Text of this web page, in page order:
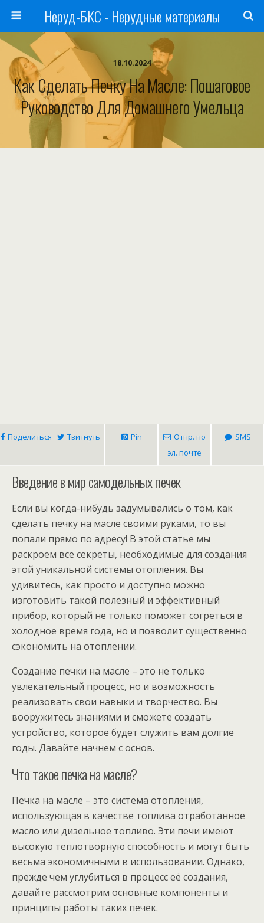
Неруд-БКС - Нерудные материалы
18.10.2024
Как Сделать Печку На Масле: Пошаговое
Руководство Для Домашнего Умельца
Поделиться Твитнуть Pin
Отпр. по
эл. почте
SMS
Введение в мир самодельных печек
Если вы когда-нибудь задумывались о том, как
сделать печку на масле своими руками, то вы
попали прямо по адресу! В этой статье мы
раскроем все секреты, необходимые для создания
этой уникальной системы отопления. Вы
удивитесь, как просто и доступно можно
изготовить такой полезный и эффективный
прибор, который не только поможет согреться в
холодное время года, но и позволит существенно
сэкономить на отоплении.
Создание печки на масле – это не только
увлекательный процесс, но и возможность
реализовать свои навыки и творчество. Вы
вооружитесь знаниями и сможете создать
устройство, которое будет служить вам долгие
годы. Давайте начнем с основ.
Что такое печка на масле?
Печка на масле – это система отопления,
использующая в качестве топлива отработанное
масло или дизельное топливо. Эти печи имеют
высокую теплотворную способность и могут быть
весьма экономичными в использовании. Однако,
прежде чем углубиться в процесс её создания,
давайте рассмотрим основные компоненты и
принципы работы таких печек.